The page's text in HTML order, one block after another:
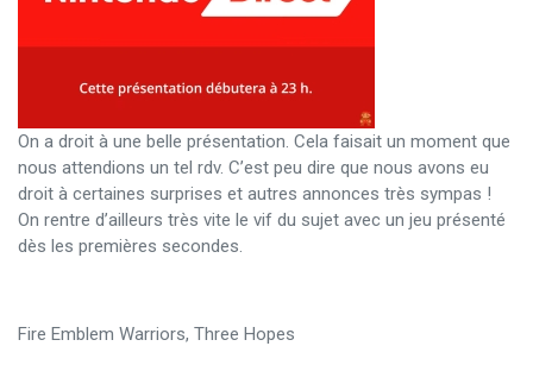
On a droit à une belle présentation. Cela faisait un moment que
nous attendions un tel rdv. C’est peu dire que nous avons eu
droit à certaines surprises et autres annonces très sympas !
On rentre d’ailleurs très vite le vif du sujet avec un jeu présenté
dès les premières secondes.
Fire Emblem Warriors, Three Hopes